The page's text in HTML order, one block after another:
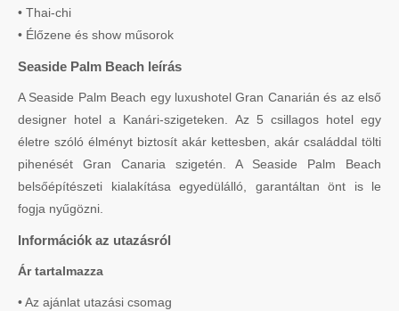
• Thai-chi
• Élőzene és show műsorok
Seaside Palm Beach leírás
A Seaside Palm Beach egy luxushotel Gran Canarián és az első
designer hotel a Kanári-szigeteken. Az 5 csillagos hotel egy
életre szóló élményt biztosít akár kettesben, akár családdal tölti
pihenését Gran Canaria szigetén. A Seaside Palm Beach
belsőépítészeti kialakítása egyedülálló, garantáltan önt is le
fogja nyűgözni.
Információk az utazásról
Ár tartalmazza
• Az ajánlat utazási csomag